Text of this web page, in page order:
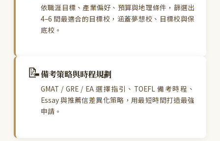
依職涯目標、產業偏好、預算與地理條件，篩選出
4–6 間最適合的目標校，涵蓋夢想校、目標校與保
底校。
📝備考策略與時程規劃
GMAT / GRE / EA 選擇指引、TOEFL 備考時程、
Essay 與推薦信差異化策略，用最短時間打造最強
申請。